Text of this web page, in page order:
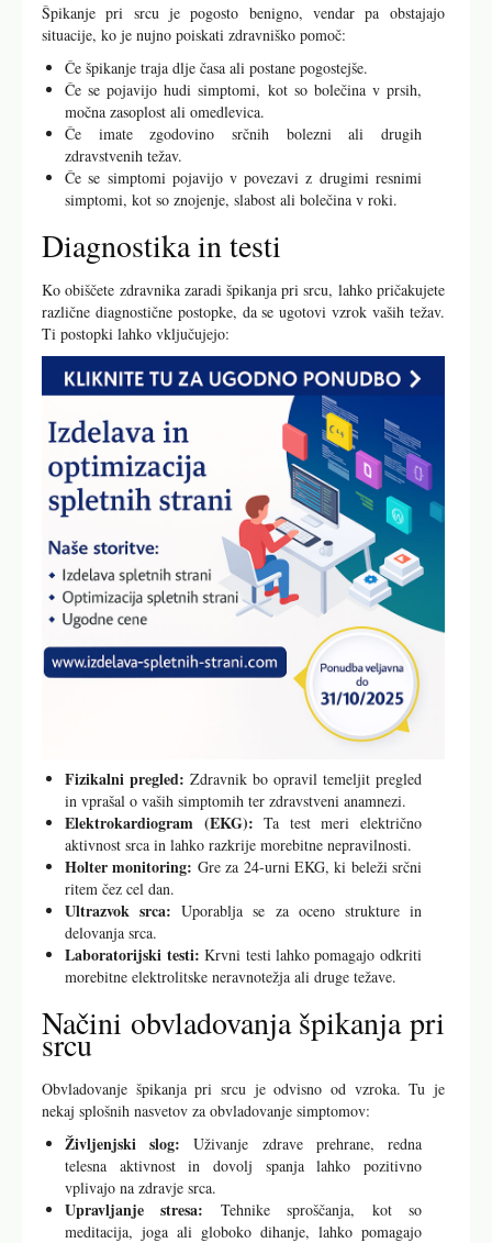
Špikanje pri srcu je pogosto benigno, vendar pa obstajajo
situacije, ko je nujno poiskati zdravniško pomoč:
Če špikanje traja dlje časa ali postane pogostejše.
Če se pojavijo hudi simptomi, kot so bolečina v prsih,
močna zasoplost ali omedlevica.
Če imate zgodovino srčnih bolezni ali drugih
zdravstvenih težav.
Če se simptomi pojavijo v povezavi z drugimi resnimi
simptomi, kot so znojenje, slabost ali bolečina v roki.
Diagnostika in testi
Ko obiščete zdravnika zaradi špikanja pri srcu, lahko pričakujete
različne diagnostične postopke, da se ugotovi vzrok vaših težav.
Ti postopki lahko vključujejo:
Fizikalni pregled: Zdravnik bo opravil temeljit pregled
in vprašal o vaših simptomih ter zdravstveni anamnezi.
Elektrokardiogram (EKG): Ta test meri električno
aktivnost srca in lahko razkrije morebitne nepravilnosti.
Holter monitoring: Gre za 24-urni EKG, ki beleži srčni
ritem čez cel dan.
Ultrazvok srca: Uporablja se za oceno strukture in
delovanja srca.
Laboratorijski testi: Krvni testi lahko pomagajo odkriti
morebitne elektrolitske neravnotežja ali druge težave.
Načini obvladovanja špikanja pri
srcu
Obvladovanje špikanja pri srcu je odvisno od vzroka. Tu je
nekaj splošnih nasvetov za obvladovanje simptomov:
Življenjski slog: Uživanje zdrave prehrane, redna
telesna aktivnost in dovolj spanja lahko pozitivno
vplivajo na zdravje srca.
Upravljanje stresa: Tehnike sproščanja, kot so
meditacija, joga ali globoko dihanje, lahko pomagajo